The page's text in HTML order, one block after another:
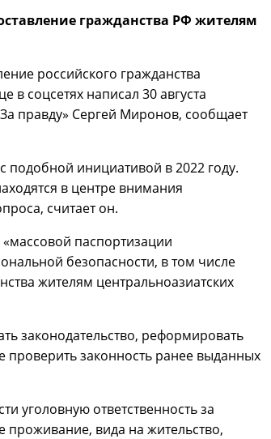
гражданства РФ жителям
российского гражданства
соцсетях написал 30 августа
правду» Сергей Миронов, сообщает
подобной инициативой в 2022 году.
в центре внимания
считает он.
паспортизации
безопасности, в том числе
жителям центральноазиатских
законодательство, реформировать
проверить законность ранее выданных
уголовную ответственность за
вида на жительство,